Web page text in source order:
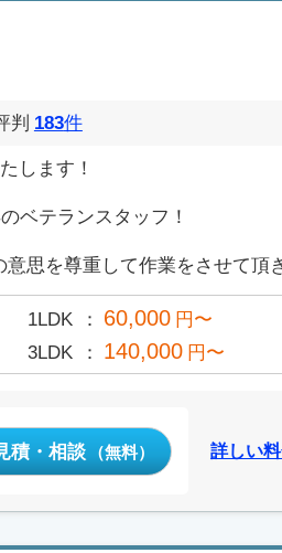
判 183件
します！
ベテランスタッフ！
思を尊重して作業をさせて頂
1LDK 60,000 円〜
3LDK 140,000 円〜
積・相談 （無料） 詳しい